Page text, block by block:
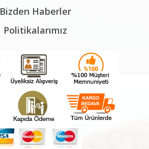
Bizden Haberler
Politikalarımız